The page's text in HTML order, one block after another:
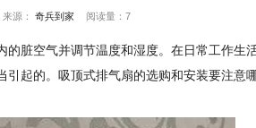
来源： 奇兵到家 阅读量：7
脏空气并调节温度和湿度。在日常工作生
起的。吸顶式排气扇的选购和安装要注意